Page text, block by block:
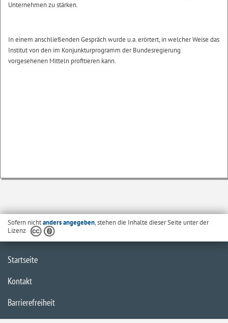
Unternehmen zu stärken.
In einem anschließenden Gespräch wurde u.a. erörtert, in welcher Weise das
Institut von den im Konjunkturprogramm der Bundesregierung
vorgesehenen Mitteln profitieren kann.
Sofern nichtanders angegeben, stehen die Inhalte dieser Seite unter der
Lizenz
Startseite
Kontakt
Barrierefreiheit